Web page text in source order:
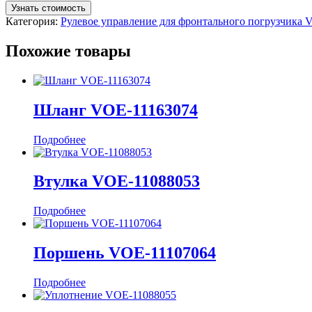
Узнать стоимость
Категория: Рулевое управление для фронтального погрузчика
Похожие товары
Шланг VOE-11163074
Подробнее
Втулка VOE-11088053
Подробнее
Поршень VOE-11107064
Подробнее